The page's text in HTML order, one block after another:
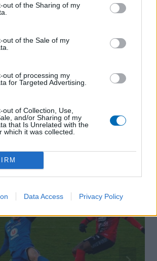
out of the Sharing of my
out of the Sale of my
out of processing my
for Targeted Advertising.
out of Collection, Use,
and/or Sharing of my
that Is Unrelated with the
which it was collected.
Data Access Privacy Policy
!
Photo